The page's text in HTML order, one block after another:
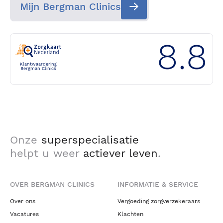
Mijn Bergman Clinics
Klantwaardering
Bergman Clinics
8.8
Onze superspecialisatie
helpt u weer actiever leven.
OVER BERGMAN CLINICS
Over ons
Vacatures
INFORMATIE & SERVICE
Vergoeding zorgverzekeraars
Klachten